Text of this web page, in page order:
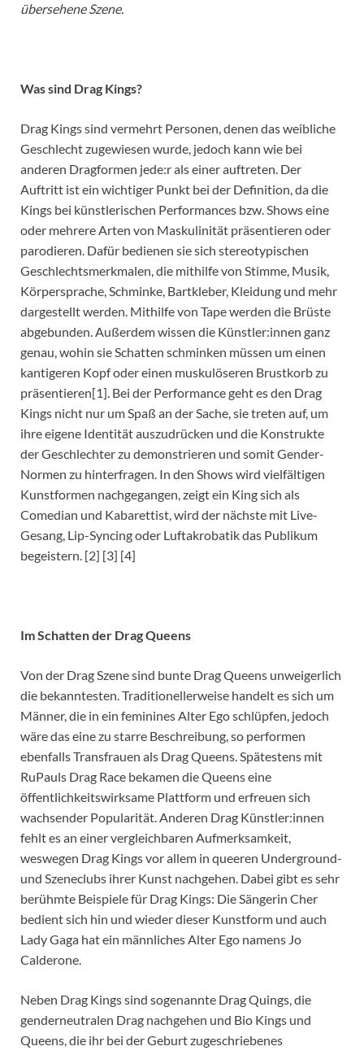
übersehene Szene.
Was sind Drag Kings?
Drag Kings sind vermehrt Personen, denen das weibliche
Geschlecht zugewiesen wurde, jedoch kann wie bei
anderen Dragformen jede:r als einer auftreten. Der
Auftritt ist ein wichtiger Punkt bei der Definition, da die
Kings bei künstlerischen Performances bzw. Shows eine
oder mehrere Arten von Maskulinität präsentieren oder
parodieren. Dafür bedienen sie sich stereotypischen
Geschlechtsmerkmalen, die mithilfe von Stimme, Musik,
Körpersprache, Schminke, Bartkleber, Kleidung und mehr
dargestellt werden. Mithilfe von Tape werden die Brüste
abgebunden. Außerdem wissen die Künstler:innen ganz
genau, wohin sie Schatten schminken müssen um einen
kantigeren Kopf oder einen muskulöseren Brustkorb zu
präsentieren[1]. Bei der Performance geht es den Drag
Kings nicht nur um Spaß an der Sache, sie treten auf, um
ihre eigene Identität auszudrücken und die Konstrukte
der Geschlechter zu demonstrieren und somit Gender-
Normen zu hinterfragen. In den Shows wird vielfältigen
Kunstformen nachgegangen, zeigt ein King sich als
Comedian und Kabarettist, wird der nächste mit Live-
Gesang, Lip-Syncing oder Luftakrobatik das Publikum
begeistern. [2] [3] [4]
Im Schatten der Drag Queens
Von der Drag Szene sind bunte Drag Queens unweigerlich
die bekanntesten. Traditionellerweise handelt es sich um
Männer, die in ein feminines Alter Ego schlüpfen, jedoch
wäre das eine zu starre Beschreibung, so performen
ebenfalls Transfrauen als Drag Queens. Spätestens mit
RuPauls Drag Race bekamen die Queens eine
öffentlichkeitswirksame Plattform und erfreuen sich
wachsender Popularität. Anderen Drag Künstler:innen
fehlt es an einer vergleichbaren Aufmerksamkeit,
weswegen Drag Kings vor allem in queeren Underground-
und Szeneclubs ihrer Kunst nachgehen. Dabei gibt es sehr
berühmte Beispiele für Drag Kings: Die Sängerin Cher
bedient sich hin und wieder dieser Kunstform und auch
Lady Gaga hat ein männliches Alter Ego namens Jo
Calderone.
Neben Drag Kings sind sogenannte Drag Quings, die
genderneutralen Drag nachgehen und Bio Kings und
Queens, die ihr bei der Geburt zugeschriebenes